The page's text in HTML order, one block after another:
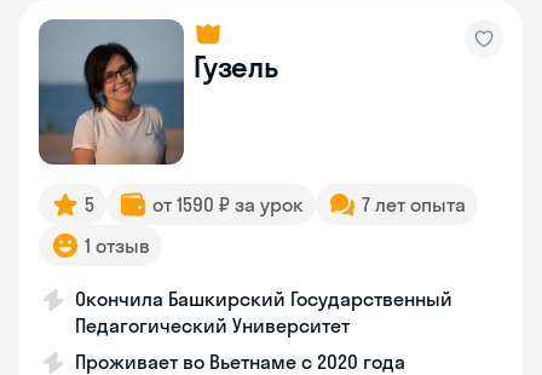
Гузель
5 от 1590 ₽ за урок
7 лет опыта
1 отзыв
Окончила Башкирский Государственный
Педагогический Университет
Проживает во Вьетнаме с 2020 года